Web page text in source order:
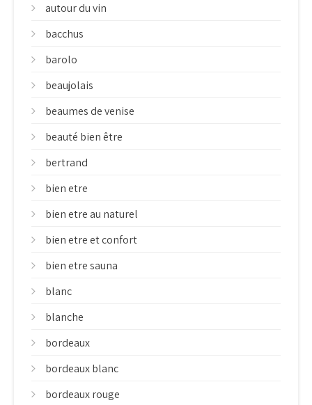
autour du vin
bacchus
barolo
beaujolais
beaumes de venise
beauté bien être
bertrand
bien etre
bien etre au naturel
bien etre et confort
bien etre sauna
blanc
blanche
bordeaux
bordeaux blanc
bordeaux rouge